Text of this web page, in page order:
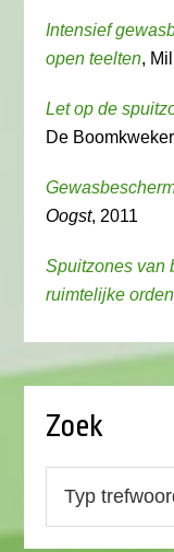
Intensief
open teelten,
Let op de
De
Oogst, 2011
Spuitzones van
ruimtelijke
Zoek